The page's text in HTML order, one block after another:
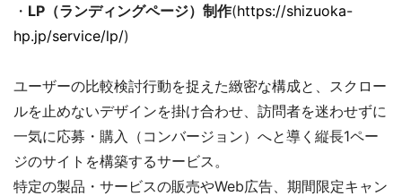
・ LP（ランディングページ）制作(https://shizuoka-
hp.jp/service/lp/)
ユーザーの比較検討行動を捉えた緻密な構成と、スクロー
ルを止めないデザインを掛け合わせ、訪問者を迷わせずに
一気に応募・購入（コンバージョン）へと導く縦長1ペー
ジのサイトを構築するサービス。
特定の製品・サービスの販売やWeb広告、期間限定キャン